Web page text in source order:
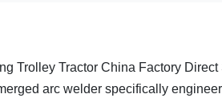
Trolley Tractor China Factory
arc welder specifically